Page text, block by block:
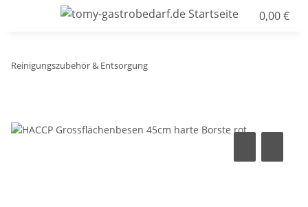
0,00 €
Reinigungszubehör & Entsorgung